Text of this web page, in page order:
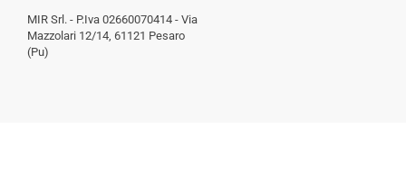
MIR Srl. - P.Iva 02660070414 - Via
Mazzolari 12/14, 61121 Pesaro
(Pu)